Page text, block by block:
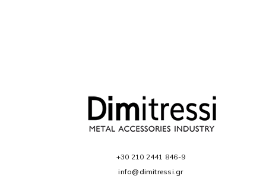
+30 210 2441 846-9
info@dimitressi.gr